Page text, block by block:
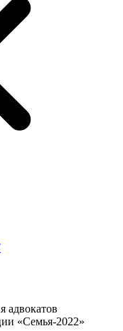
адвокатов
«Семья-2022»